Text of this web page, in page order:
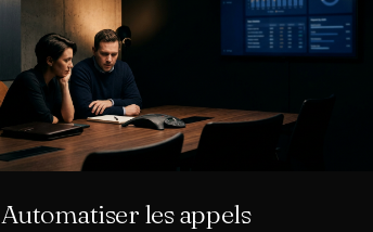
Automatiser les appels